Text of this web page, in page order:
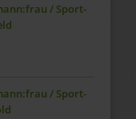
/ Sport-
/ Sport-